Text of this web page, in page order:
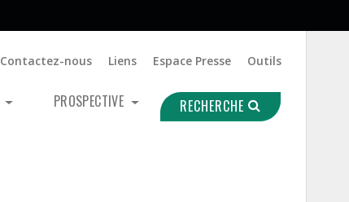
Contactez-nous Liens Espace Presse Outils
PROSPECTIVE RECHERCHE